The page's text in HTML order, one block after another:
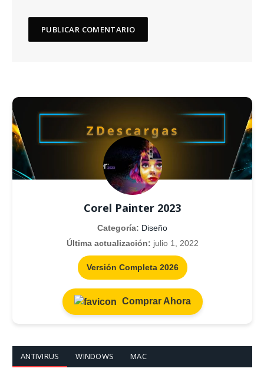
Corel Painter 2023
Categoría: Diseño
Última actualización: julio 1, 2022
Versión Completa 2026
Comprar Ahora
ANTIVIRUS WINDOWS MAC